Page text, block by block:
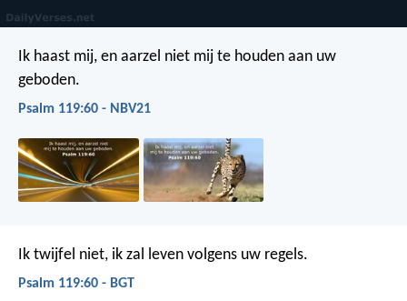
Ik haast mij, en aarzel niet mij te houden aan uw
geboden.
Psalm 119:60 - NBV21
Ik twijfel niet, ik zal leven volgens uw regels.
Psalm 119:60 - BGT